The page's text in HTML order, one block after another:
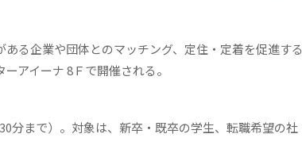
る企業や団体とのマッチング、定住・定着を促進する
アイーナ 8Ｆで開催される。
分まで）。対象は、新卒・既卒の学生、転職希望の社